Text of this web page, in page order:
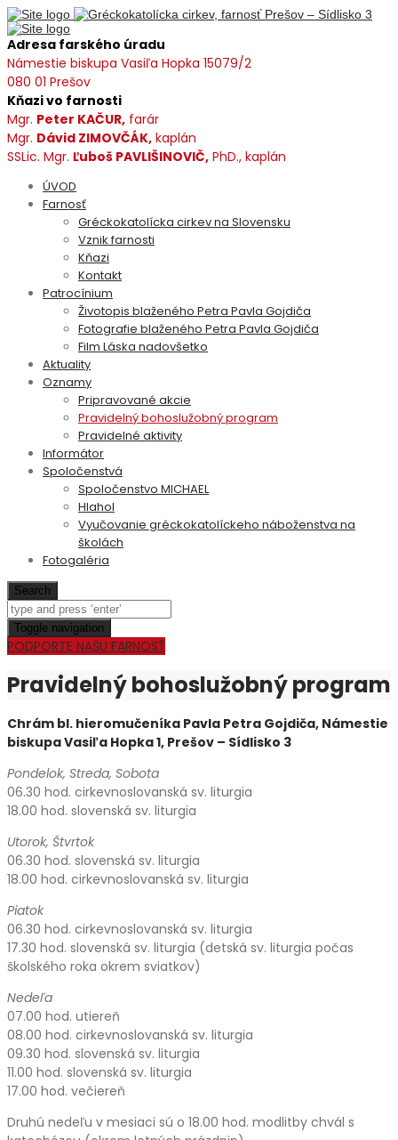
Adresa farského úradu
Námestie biskupa Vasiľa Hopka 15079/2
080 01 Prešov
Kňazi vo farnosti
Mgr. Peter KAČUR, farár
Mgr. Dávid ZIMOVČÁK, kaplán
SSLic. Mgr. Ľuboš PAVLIŠINOVIČ, PhD., kaplán
ÚVOD
Farnosť
Gréckokatolícka cirkev na Slovensku
Vznik farnosti
Kňazi
Kontakt
Patrocínium
Životopis blaženého Petra Pavla Gojdiča
Fotografie blaženého Petra Pavla Gojdiča
Film Láska nadovšetko
Aktuality
Oznamy
Pripravované akcie
Pravidelný bohoslužobný program
Pravidelné aktivity
Informátor
Spoločenstvá
Spoločenstvo MICHAEL
Hlahol
Vyučovanie gréckokatolíckeho náboženstva na
školách
Fotogaléria
Search
Toggle navigation
PODPORTE NAŠU FARNOSŤ
Pravidelný bohoslužobný program
Chrám bl. hieromučeníka Pavla Petra Gojdiča, Námestie
biskupa Vasiľa Hopka 1, Prešov – Sídlisko 3
Pondelok, Streda, Sobota
06.30 hod. cirkevnoslovanská sv. liturgia
18.00 hod. slovenská sv. liturgia
Utorok, Štvrtok
06.30 hod. slovenská sv. liturgia
18.00 hod. cirkevnoslovanská sv. liturgia
Piatok
06.30 hod. cirkevnoslovanská sv. liturgia
17.30 hod. slovenská sv. liturgia (detská sv. liturgia počas
školského roka okrem sviatkov)
Nedeľa
07.00 hod. utiereň
08.00 hod. cirkevnoslovanská sv. liturgia
09.30 hod. slovenská sv. liturgia
11.00 hod. slovenská sv. liturgia
17.00 hod. večiereň
Druhú nedeľu v mesiaci sú o 18.00 hod. modlitby chvál s